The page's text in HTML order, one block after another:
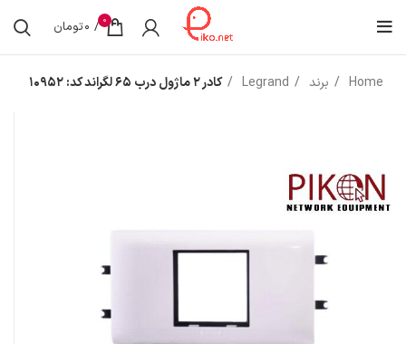
0
/
0تومان
Home برند Legrand کادر ۲ ماژول درب ۶۵ لگراند کد: ۱۰۹۵۲